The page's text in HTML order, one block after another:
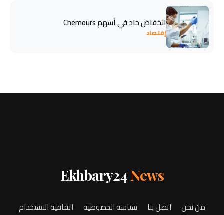
انخفاض حاد في أسهم Chemours
إقتصاد
Ekhbary24News
من نحن اتصل بنا سياسة الخصوصية اتفاقية الاستخدام